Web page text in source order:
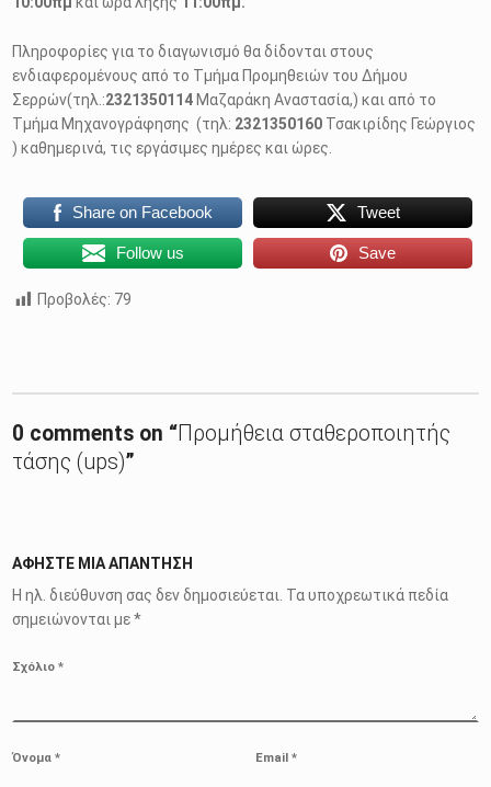
Πληροφορίες για το διαγωνισμό θα δίδονται στους
ενδιαφερομένους από το Τμήμα Προμηθειών του Δήμου
Σερρών(τηλ.:2321350114 Μαζαράκη Αναστασία,) και από το
Τμήμα Μηχανογράφησης (τηλ: 2321350160 Τσακιρίδης Γεώργιος
) καθημερινά, τις εργάσιμες ημέρες και ώρες.
Share on Facebook Tweet
Follow us Save
Προβολές: 79
0 comments on “Προμήθεια σταθεροποιητής
τάσης (ups)”
ΑΦΉΣΤΕ ΜΙΑ ΑΠΆΝΤΗΣΗ
Η ηλ. διεύθυνση σας δεν δημοσιεύεται. Τα υποχρεωτικά πεδία
σημειώνονται με*
Σχόλιο*
Όνομα* Email *